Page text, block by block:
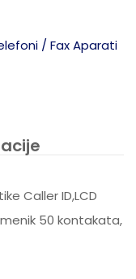
/ Fax Aparati
Caller ID,LCD
Imenik 50 kontakata,